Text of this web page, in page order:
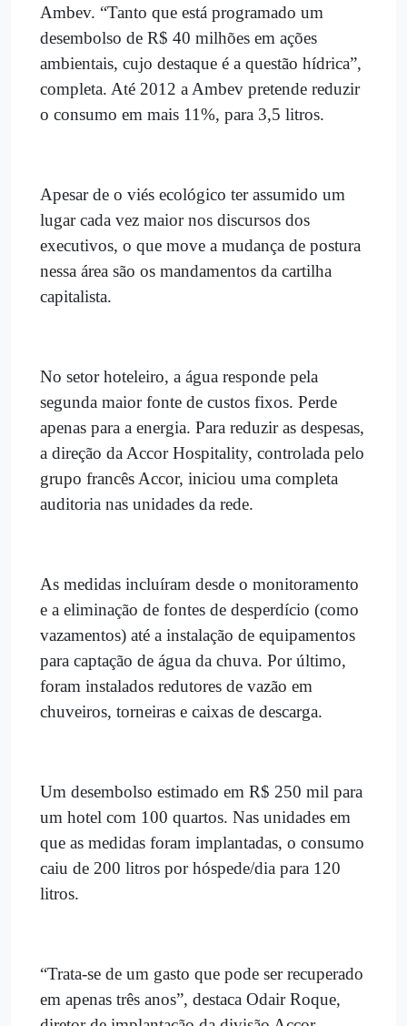
Ambev. “Tanto que está programado um
desembolso de R$ 40 milhões em ações
ambientais, cujo destaque é a questão hídrica”,
completa. Até 2012 a Ambev pretende reduzir
o consumo em mais 11%, para 3,5 litros.
Apesar de o viés ecológico ter assumido um
lugar cada vez maior nos discursos dos
executivos, o que move a mudança de postura
nessa área são os mandamentos da cartilha
capitalista.
No setor hoteleiro, a água responde pela
segunda maior fonte de custos fixos. Perde
apenas para a energia. Para reduzir as despesas,
a direção da Accor Hospitality, controlada pelo
grupo francês Accor, iniciou uma completa
auditoria nas unidades da rede.
As medidas incluíram desde o monitoramento
e a eliminação de fontes de desperdício (como
vazamentos) até a instalação de equipamentos
para captação de água da chuva. Por último,
foram instalados redutores de vazão em
chuveiros, torneiras e caixas de descarga.
Um desembolso estimado em R$ 250 mil para
um hotel com 100 quartos. Nas unidades em
que as medidas foram implantadas, o consumo
caiu de 200 litros por hóspede/dia para 120
litros.
“Trata-se de um gasto que pode ser recuperado
em apenas três anos”, destaca Odair Roque,